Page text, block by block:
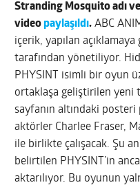
Stranding Mosquito adı
videopaylaşıldı. ABC
içerik, yapılan
tarafından yönetiliyor.
PHYSINT isimli bir oyun
ortaklaşa geliştirilen yeni
sayfanın altındaki
aktörler Charlee Fraser,
ile birlikte çalışacak. Şu
belirtilen PHYSINT’in
aktarılıyor. Bu oyunun